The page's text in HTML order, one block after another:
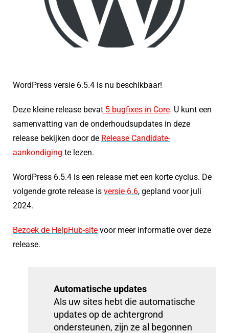
WordPress versie 6.5.4 is nu beschikbaar!
Deze kleine release bevat 5 bugfixes in Core. U kunt een
samenvatting van de onderhoudsupdates in deze
release bekijken door de Release Candidate-
aankondiging te lezen.
WordPress 6.5.4 is een release met een korte cyclus. De
volgende grote release is versie 6.6, gepland voor juli
2024.
Bezoek de HelpHub-site voor meer informatie over deze
release.
Automatische updates
Als uw sites hebt die automatische
updates op de achtergrond
ondersteunen, zijn ze al begonnen